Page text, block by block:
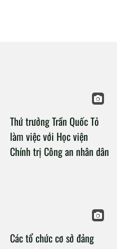
Thứ trưởng Trần Quốc Tỏ
làm việc với Học viện
Chính trị Công an nhân dân
Các tổ chức cơ sở đảng